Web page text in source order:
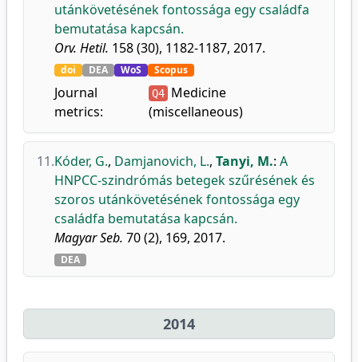
utánkövetésének fontossága egy családfa
bemutatása kapcsán.
Orv. Hetil. 158 (30), 1182-1187, 2017.
doi DEA WoS Scopus
Journal
metrics:
Q4 Medicine
(miscellaneous)
11.Kóder, G., Damjanovich, L., Tanyi, M.: A
HNPCC-szindrómás betegek szűrésének és
szoros utánkövetésének fontossága egy
családfa bemutatása kapcsán.
Magyar Seb. 70 (2), 169, 2017.
DEA
2014